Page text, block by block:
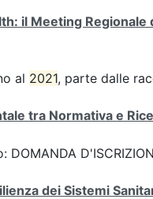
il Meeting
al 2021, parte dalle
tra Normativa e
DOMANDA
dei Sistemi